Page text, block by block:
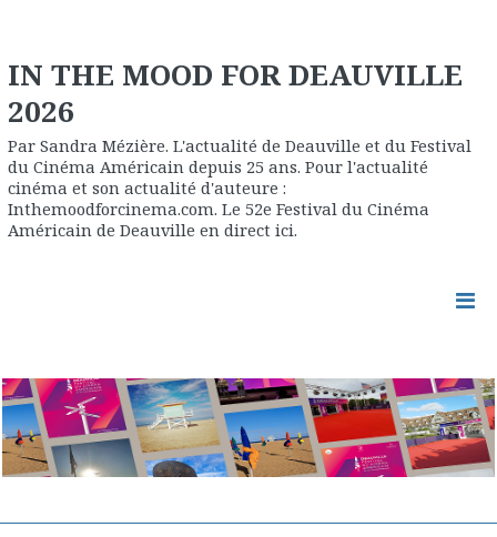
IN THE MOOD FOR DEAUVILLE
2026
Par Sandra Mézière. L'actualité de Deauville et du Festival
du Cinéma Américain depuis 25 ans. Pour l'actualité
cinéma et son actualité d'auteure :
Inthemoodforcinema.com. Le 52e Festival du Cinéma
Américain de Deauville en direct ici.